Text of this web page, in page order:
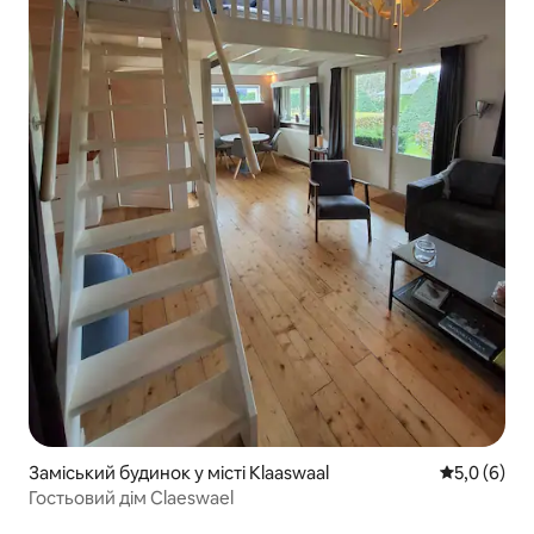
Заміський будинок у місті Klaaswaal Середня
5,0 (6)
Гостьовий дім Claeswael